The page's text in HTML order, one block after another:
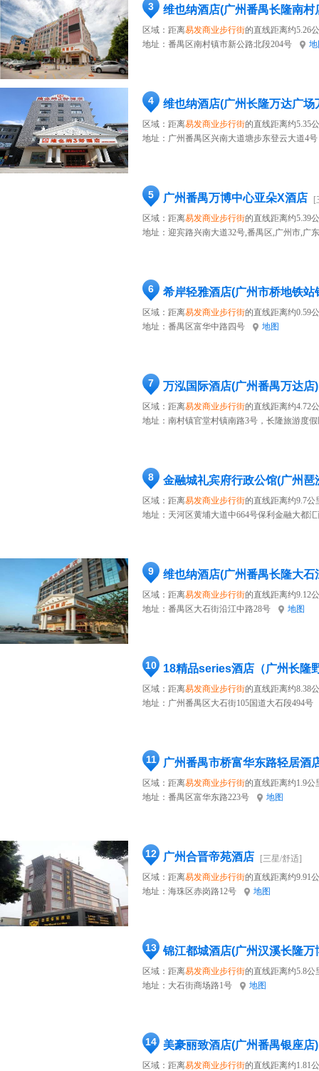
3 维也纳酒店(广州番禺长隆南村
区域：距离易发商业步行街的直线距离约5.26
地址： 番禺区南村镇市新公路北段204号
4 维也纳酒店(广州长隆万达广场
区域：距离易发商业步行街的直线距离约5.35
地址： 广州番禺区兴南大道塘步东登云大道4号
5 广州番禺万博中心亚朵X酒店
[
区域：距离易发商业步行街的直线距离约5.39
地址： 迎宾路兴南大道32号,番禺区,广州市,广东
6 希岸轻雅酒店(广州市桥地铁站
区域：距离易发商业步行街的直线距离约0.59
地址： 番禺区富华中路四号 地图
7 万泓国际酒店(广州番禺万达店)
区域：距离易发商业步行街的直线距离约4.72
地址： 南村镇官堂村镇南路3号，长隆旅游度
8 金融城礼宾府行政公馆(广州琶
区域：距离易发商业步行街的直线距离约9.7公
地址： 天河区黄埔大道中664号保利金融大都
9 维也纳酒店(广州番禺长隆大石
区域：距离易发商业步行街的直线距离约9.12
地址： 番禺区大石街沿江中路28号 地图
10
区域：距离易发商业步行街的直线距离约8.38
地址： 广州番禺区大石街105国道大石段494号
11 广州番禺市桥富华东路轻居酒
区域：距离易发商业步行街的直线距离约1.9公
地址： 番禺区富华东路223号 地图
12 广州合晋帝苑酒店
[三星/舒适]
区域：距离易发商业步行街的直线距离约9.91
地址： 海珠区赤岗路12号 地图
13 锦江都城酒店(广州汉溪长隆万
区域：距离易发商业步行街的直线距离约5.8公
地址： 大石街商场路1号 地图
14 美豪丽致酒店(广州番禺银座店)
区域：距离易发商业步行街的直线距离约1.81